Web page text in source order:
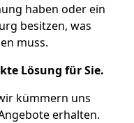
haben oder ein
besitzen, was
muss.
Lösung für Sie.
kümmern uns
erhalten.